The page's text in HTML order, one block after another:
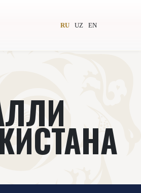
RU UZ EN
Всемирное общество
Новости